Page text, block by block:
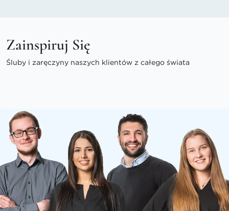
Zainspiruj Się
Śluby i zaręczyny naszych klientów z całego świata